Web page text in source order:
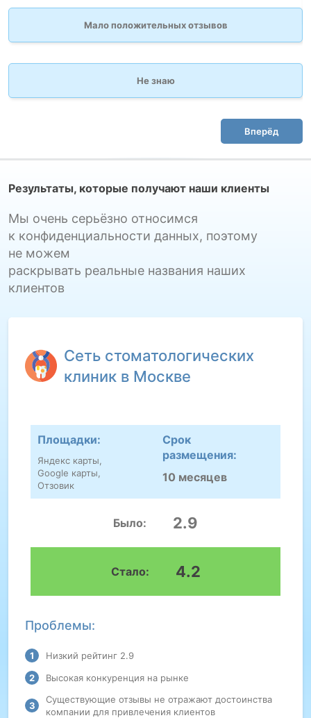
Мало положительных отзывов
Не знаю
Вперёд
Результаты, которые получают наши клиенты
Мы очень серьёзно относимся
к конфиденциальности данных, поэтому
не можем
раскрывать реальные названия наших
клиентов
Сеть стоматологических
клиник в Москве
Проблемы:
Низкий рейтинг 2.9
Высокая конкуренция на рынке
Существующие отзывы не отражают достоинства
компании для привлечения клиентов
Площадки:
Яндекс карты,
Google карты,
Отзовик
Срок
размещения:
10 месяцев
Было: 2.9
Стало: 4.2